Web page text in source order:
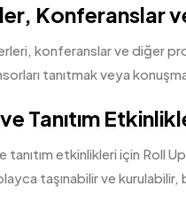
Konferanslar
konferanslar ve diğer
tanıtmak veya
Tanıtım
tanıtım etkinlikleri için Roll
taşınabilir ve